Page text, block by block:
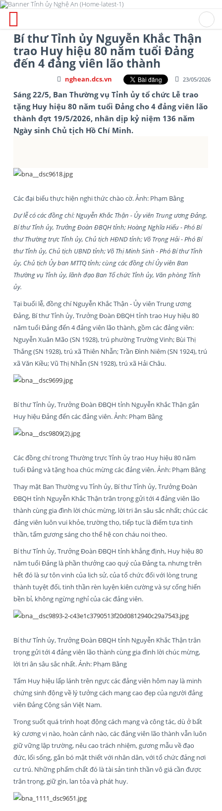
Bí thư Tỉnh ủy Nguyễn Khắc Thận
trao Huy hiệu 80 năm tuổi Đảng
đến 4 đảng viên lão thành
23/05/2026
nghean.dcs.vn
Sáng 22/5, Ban Thường vụ Tỉnh ủy tổ chức Lễ trao
tặng Huy hiệu 80 năm tuổi Đảng cho 4 đảng viên lão
thành đợt 19/5/2026, nhân dịp kỷ niệm 136 năm
Ngày sinh Chủ tịch Hồ Chí Minh.
Các đại biểu thực hiện nghi thức chào cờ. Ảnh: Phạm Bằng
Dự lễ có các đồng chí: Nguyễn Khắc Thận - Ủy viên Trung ương Đảng,
Bí thư Tỉnh ủy, Trưởng Đoàn ĐBQH tỉnh; Hoàng Nghĩa Hiếu - Phó Bí
thư Thường trực Tỉnh ủy, Chủ tịch HĐND tỉnh; Võ Trọng Hải - Phó Bí
thư Tỉnh ủy, Chủ tịch UBND tỉnh; Võ Thị Minh Sinh - Phó Bí thư Tỉnh
ủy, Chủ tịch Ủy ban MTTQ tỉnh; cùng các đồng chí Ủy viên Ban
Thường vụ Tỉnh ủy, lãnh đạo Ban Tổ chức Tỉnh ủy, Văn phòng Tỉnh
ủy.
Tại buổi lễ, đồng chí Nguyễn Khắc Thận - Ủy viên Trung ương
Đảng, Bí thư Tỉnh ủy, Trưởng Đoàn ĐBQH tỉnh trao Huy hiệu 80
năm tuổi Đảng đến 4 đảng viên lão thành, gồm các đảng viên:
Nguyễn Xuân Mão (SN 1928), trú phường Trường Vinh; Bùi Thị
Thắng (SN 1928), trú xã Thiên Nhẫn; Trần Đình Niêm (SN 1924), trú
xã Văn Kiều; Vũ Thị Nhẫn (SN 1928), trú xã Hải Châu.
Bí thư Tỉnh ủy, Trưởng Đoàn ĐBQH tỉnh Nguyễn Khắc Thận gắn
Huy hiệu Đảng đến các đảng viên. Ảnh: Phạm Bằng
Các đồng chí trong Thường trực Tỉnh ủy trao Huy hiệu 80 năm
tuổi Đảng và tặng hoa chúc mừng các đảng viên. Ảnh: Phạm Bằng
Thay mặt Ban Thường vụ Tỉnh ủy, Bí thư Tỉnh ủy, Trưởng Đoàn
ĐBQH tỉnh Nguyễn Khắc Thận trân trọng gửi tới 4 đảng viên lão
thành cùng gia đình lời chúc mừng, lời tri ân sâu sắc nhất; chúc các
đảng viên luôn vui khỏe, trường thọ, tiếp tục là điểm tựa tinh
thần, tấm gương sáng cho thế hệ con cháu noi theo.
Bí thư Tỉnh ủy, Trưởng Đoàn ĐBQH tỉnh khẳng định, Huy hiệu 80
năm tuổi Đảng là phần thưởng cao quý của Đảng ta, nhưng trên
hết đó là sự tôn vinh của lịch sử, của tổ chức đối với lòng trung
thành tuyệt đối, tinh thần rèn luyện kiên cường và sự cống hiến
bền bỉ, không ngừng nghỉ của các đảng viên.
Bí thư Tỉnh ủy, Trưởng Đoàn ĐBQH tỉnh Nguyễn Khắc Thận trân
trọng gửi tới 4 đảng viên lão thành cùng gia đình lời chúc mừng,
lời tri ân sâu sắc nhất. Ảnh: Phạm Bằng
Tấm Huy hiệu lấp lánh trên ngực các đảng viên hôm nay là minh
chứng sinh động về lý tưởng cách mạng cao đẹp của người đảng
viên Đảng Cộng sản Việt Nam.
Trong suốt quá trình hoạt động cách mạng và công tác, dù ở bất
kỳ cương vị nào, hoàn cảnh nào, các đảng viên lão thành vẫn luôn
giữ vững lập trường, nêu cao trách nhiệm, gương mẫu về đạo
đức, lối sống, gắn bó mật thiết với nhân dân, với tổ chức đảng nơi
cư trú. Những phẩm chất đó là tài sản tinh thần vô giá cần được
trân trọng, giữ gìn, lan tỏa và phát huy.